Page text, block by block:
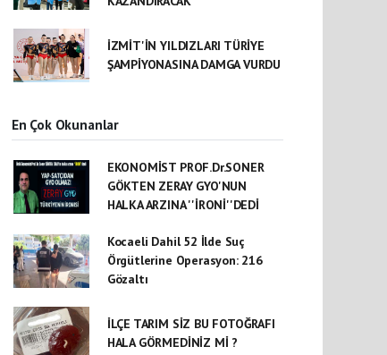
İZMİT'İN YILDIZLARI TÜRİYE
ŞAMPİYONASINA DAMGA VURDU
En Çok Okunanlar
EKONOMİST PROF.Dr.SONER
GÖKTEN ZERAY GYO'NUN
HALKA ARZINA ''İRONİ''DEDİ
Kocaeli Dahil 52 İlde Suç
Örgütlerine Operasyon: 216
Gözaltı
İLÇE TARIM SİZ BU FOTOĞRAFI
HALA GÖRMEDİNİZ Mİ ?